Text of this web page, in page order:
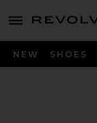
menu - shows more
Revolve
NEW SHOES